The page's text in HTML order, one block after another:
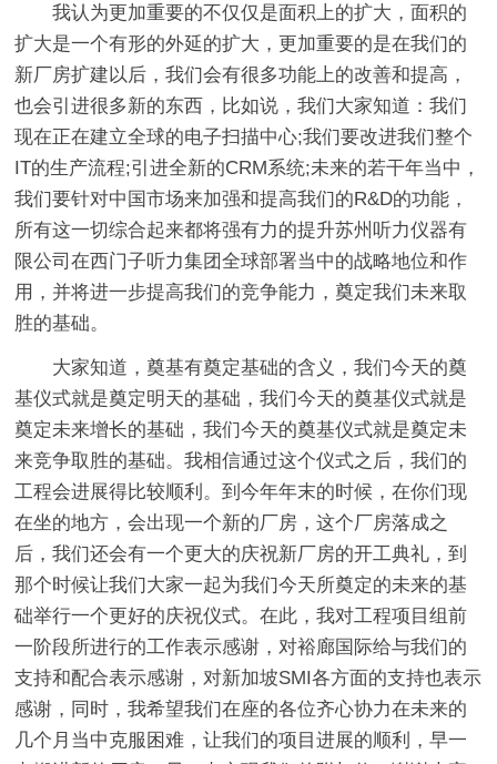
我认为更加重要的不仅仅是面积上的扩大，面积的
扩大是一个有形的外延的扩大，更加重要的是在我们的
新厂房扩建以后，我们会有很多功能上的改善和提高，
也会引进很多新的东西，比如说，我们大家知道：我们
现在正在建立全球的电子扫描中心;我们要改进我们整个
IT的生产流程;引进全新的CRM系统;未来的若干年当中，
我们要针对中国市场来加强和提高我们的R&D的功能，
所有这一切综合起来都将强有力的提升苏州听力仪器有
限公司在西门子听力集团全球部署当中的战略地位和作
用，并将进一步提高我们的竞争能力，奠定我们未来取
胜的基础。
大家知道，奠基有奠定基础的含义，我们今天的奠
基仪式就是奠定明天的基础，我们今天的奠基仪式就是
奠定未来增长的基础，我们今天的奠基仪式就是奠定未
来竞争取胜的基础。我相信通过这个仪式之后，我们的
工程会进展得比较顺利。到今年年末的时候，在你们现
在坐的地方，会出现一个新的厂房，这个厂房落成之
后，我们还会有一个更大的庆祝新厂房的开工典礼，到
那个时候让我们大家一起为我们今天所奠定的未来的基
础举行一个更好的庆祝仪式。在此，我对工程项目组前
一阶段所进行的工作表示感谢，对裕廊国际给与我们的
支持和配合表示感谢，对新加坡SMI各方面的支持也表示
感谢，同时，我希望我们在座的各位齐心协力在未来的
几个月当中克服困难，让我们的项目进展的顺利，早一